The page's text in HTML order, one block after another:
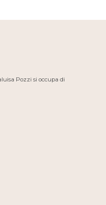
Pozzi si occupa di